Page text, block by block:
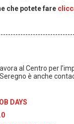
che potete fare
al Centro per
è anche
DAYS